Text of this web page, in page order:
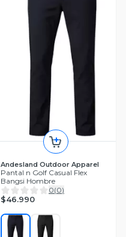
Andesland Outdoor Apparel
Pantal n Golf Casual Flex
Bangsi Hombre
0(0)
$46.990